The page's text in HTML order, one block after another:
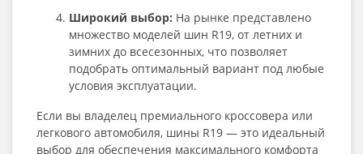
Широкий выбор: На рынке представлено
множество моделей шин R19, от летних и
зимних до всесезонных, что позволяет
подобрать оптимальный вариант под любые
условия эксплуатации.
Если вы владелец премиального кроссовера или
легкового автомобиля, шины R19 — это идеальный
выбор для обеспечения максимального комфорта